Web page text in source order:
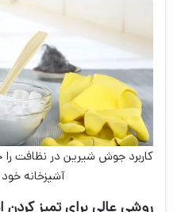
کاربرد جوش شیرین در نظافت را
آشپزخانه
روشی عالی برای تمیز